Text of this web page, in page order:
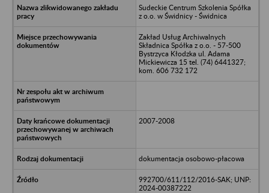
Sudeckie Centrum Szkolenia Spółka
z o.o. w Świdnicy - Świdnica
Zakład Usług Archiwalnych
Składnica Spółka z o.o. - 57-500
Bystrzyca Kłodzka ul. Adama
Mickiewicza 15 tel. (74) 6441327;
kom. 606 732 172
2007-2008
dokumentacja osobowo-płacowa
992700/611/112/2016-SAK; UNP:
2024-00387222